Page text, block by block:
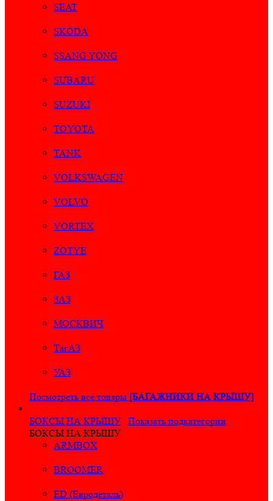
SEAT
SKODA
SSANG YONG
SUBARU
SUZUKI
TOYOTA
TANK
VOLKSWAGEN
VOLVO
VORTEX
ZOTYE
ГАЗ
ЗАЗ
МОСКВИЧ
ТагАЗ
УАЗ
Посмотреть все товары [БАГАЖНИКИ НА КРЫШУ]
БОКСЫ НА КРЫШУ
Показать подкатегории
БОКСЫ НА КРЫШУ
ARMBOX
BROOMER
ED (Евродеталь)